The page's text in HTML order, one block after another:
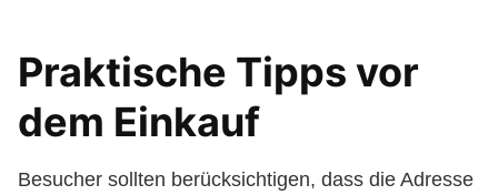
Praktische Tipps vor
dem Einkauf
Besucher sollten berücksichtigen, dass die Adresse